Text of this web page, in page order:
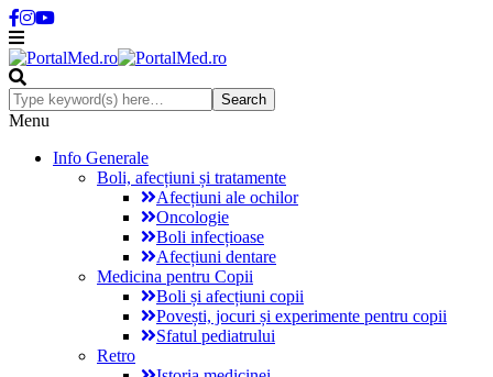
Menu
Info Generale
Boli, afecțiuni și tratamente
Afecțiuni ale ochilor
Oncologie
Boli infecțioase
Afecțiuni dentare
Medicina pentru Copii
Boli și afecțiuni copii
Povești, jocuri și experimente pentru copii
Sfatul pediatrului
Retro